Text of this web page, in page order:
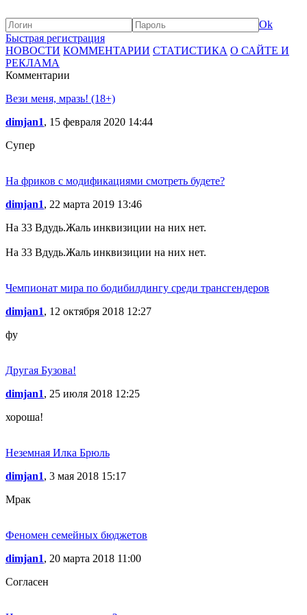
Ok
Быстрая регистрация
НОВОСТИ КОММЕНТАРИИ СТАТИСТИКА О САЙТЕ И
РЕКЛАМА
Комментарии
Вези меня, мразь! (18+)
dimjan1, 15 февраля 2020 14:44
Супер
На фриков с модификациями смотреть будете?
dimjan1, 22 марта 2019 13:46
На 33 Вдудь.Жаль инквизиции на них нет.
На 33 Вдудь.Жаль инквизиции на них нет.
Чемпионат мира по бодибилдингу среди трансгендеров
dimjan1, 12 октября 2018 12:27
фу
Другая Бузова!
dimjan1, 25 июля 2018 12:25
хороша!
Неземная Илка Брюль
dimjan1, 3 мая 2018 15:17
Мрак
Феномен семейных бюджетов
dimjan1, 20 марта 2018 11:00
Согласен